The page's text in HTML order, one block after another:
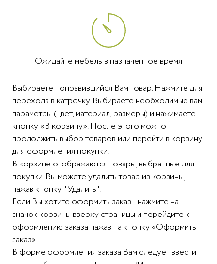
Ожидайте мебель в назначенное время
Выбираете понравившийся Вам товар. Нажмите для
перехода в катрочку. Выбираете необходимые вам
параметры (цвет, материал, размеры) и нажимаете
кнопку «В корзину». После этого можно
продолжить выбор товаров или перейти в корзину
для оформления покупки.
В корзине отображаются товары, выбранные для
покупки. Вы можете удалить товар из корзины,
нажав кнопку "Удалить".
Если Вы хотите оформить заказ - нажмите на
значок корзины вверху страницы и перейдите к
оформлению заказа нажав на кнопку «Оформить
заказ».
В форме оформления заказа Вам следует ввести